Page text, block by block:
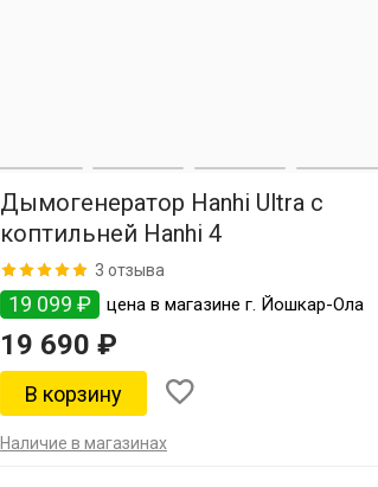
Дымогенератор Hanhi Ultra с
коптильней Hanhi 4
3 отзыва
19 099 ₽ цена в магазине г. Йошкар-Ола
19 690 ₽
Наличие в магазинах